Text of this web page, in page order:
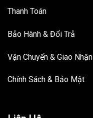
Thanh Toán
Bảo Hành & Đổi Trả
Vận Chuyển & Giao Nhận
Chính Sách & Bảo Mật